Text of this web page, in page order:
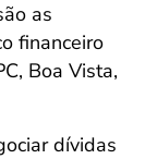
as
financeiro
Boa Vista,
dívidas